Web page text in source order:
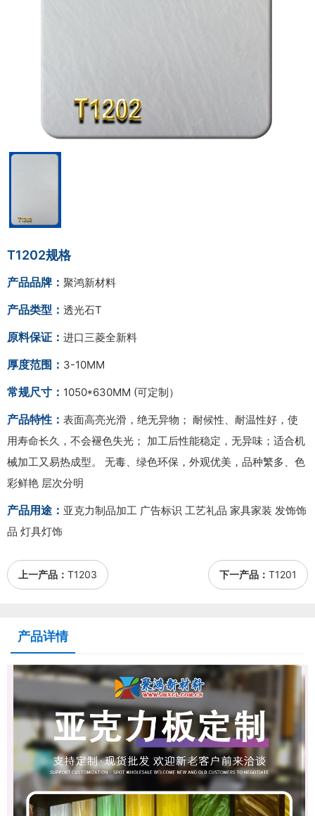
T1202规格
产品品牌： 聚鸿新材料
产品类型： 透光石T
原料保证： 进口三菱全新料
厚度范围： 3-10MM
常规尺寸： 1050*630MM (可定制）
产品特性： 表面高亮光滑，绝无异物； 耐候性、耐温性好，使
用寿命长久，不会褪色失光； 加工后性能稳定，无异味；适合机
械加工又易热成型。 无毒、绿色环保，外观优美，品种繁多、色
彩鲜艳 层次分明
产品用途： 亚克力制品加工 广告标识 工艺礼品 家具家装 发饰饰
品 灯具灯饰
上一产品： T1203 下一产品： T1201
产品详情